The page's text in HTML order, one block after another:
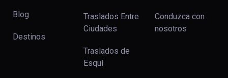
Blog
Destinos
Traslados Entre
Ciudades
Traslados de
Esquí
Conduzca con
nosotros